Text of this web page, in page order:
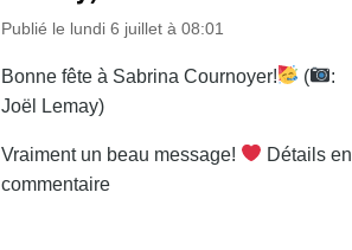
Publié le lundi 6 juillet à 08:01
Bonne fête à Sabrina Cournoyer! (
:
Joël Lemay)
Vraiment un beau message!
Détails en
commentaire